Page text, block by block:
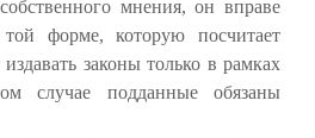
мнения, он вправе
форме, которую посчитает
законы только в рамках
случае подданные обязаны